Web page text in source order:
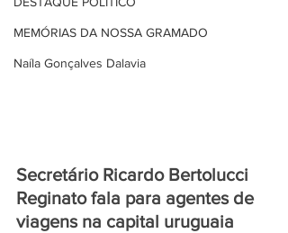
MEMÓRIAS DA NOSSA GRAMADO
Naíla Gonçalves Dalavia
Secretário Ricardo Bertolucci
Reginato fala para agentes de
viagens na capital uruguaia